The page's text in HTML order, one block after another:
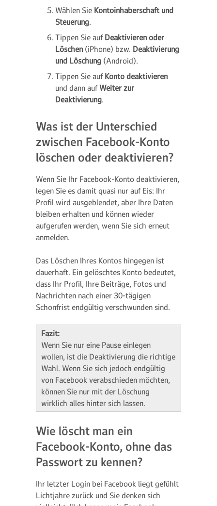
Wählen Sie Kontoinhaberschaft und
Steuerung.
Tippen Sie auf Deaktivieren oder
Löschen (iPhone) bzw. Deaktivierung
und Löschung (Android).
Tippen Sie auf Konto deaktivieren
und dann auf Weiter zur
Deaktivierung.
Was ist der Unterschied
zwischen Facebook-Konto
löschen oder deaktivieren?
Wenn Sie Ihr Facebook-Konto deaktivieren,
legen Sie es damit quasi nur auf Eis: Ihr
Profil wird ausgeblendet, aber Ihre Daten
bleiben erhalten und können wieder
aufgerufen werden, wenn Sie sich erneut
anmelden.
Das Löschen Ihres Kontos hingegen ist
dauerhaft. Ein gelöschtes Konto bedeutet,
dass Ihr Profil, Ihre Beiträge, Fotos und
Nachrichten nach einer 30-tägigen
Schonfrist endgültig verschwunden sind.
Fazit:
Wenn Sie nur eine Pause einlegen
wollen, ist die Deaktivierung die richtige
Wahl. Wenn Sie sich jedoch endgültig
von Facebook verabschieden möchten,
können Sie nur mit der Löschung
wirklich alles hinter sich lassen.
Wie löscht man ein
Facebook-Konto, ohne das
Passwort zu kennen?
Ihr letzter Login bei Facebook liegt gefühlt
Lichtjahre zurück und Sie denken sich